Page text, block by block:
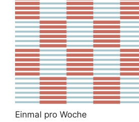
Einmal pro Woche